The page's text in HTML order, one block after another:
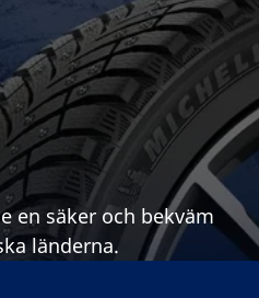
en säker och bekväm
länderna.